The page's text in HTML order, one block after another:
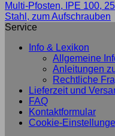
Multi-Pfosten, IPE 100,
Stahl, zum Aufschrauben
Service
Info & Lexikon
Allgemeine
Anleitungen
Rechtliche
Lieferzeit und
FAQ
Kontaktformular
Cookie-